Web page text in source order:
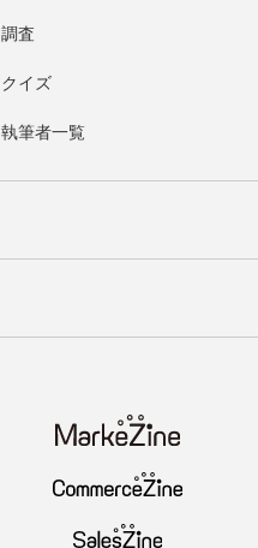
調査
クイズ
執筆者一覧